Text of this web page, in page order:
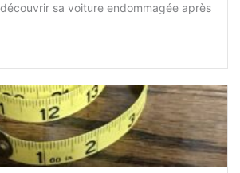
sa voiture endommagée après